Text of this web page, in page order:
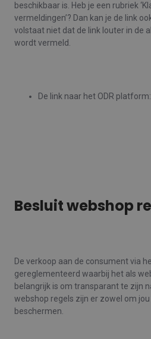
beschikbaar is. Heb je een rubriek
vermeldingen’? Dan kan je de link
volstaat niet dat de link louter in de
wordt vermeld.
De link naar het ODR platform:
Besluit webshop
De verkoop aan de consument via
gereglementeerd waarbij het als
belangrijk is om transparant te zijn
webshop regels zijn er zowel om
beschermen.